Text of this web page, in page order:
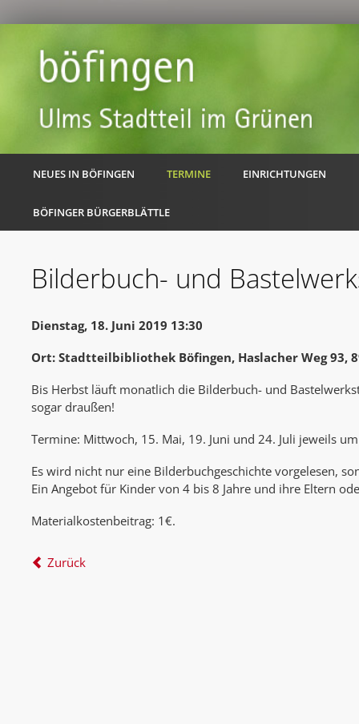
NEUES IN BÖFINGEN TERMINE EINRICHTUNGEN
BÖFINGER BÜRGERBLÄTTLE
Bilderbuch- und
Dienstag, 18. Juni 2019 13:30
Ort: Stadtteilbibliothek Böfingen, Haslacher Weg 93,
Bis Herbst läuft monatlich die Bilderbuch- und
sogar draußen!
Termine: Mittwoch, 15. Mai, 19. Juni und 24. Juli jeweils
Es wird nicht nur eine Bilderbuchgeschichte vorgelesen,
Ein Angebot für Kinder von 4 bis 8 Jahre und ihre Eltern
Materialkostenbeitrag: 1€.
Zurück